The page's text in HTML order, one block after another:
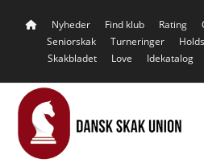
Nyheder Find klub Rating
Seniorskak
Turneringer
Skakbladet
Love Idekatalog